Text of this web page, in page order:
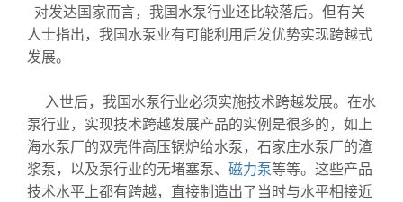
对发达国家而言，我国水泵行业还比较落后。但有关
人士指出，我国水泵业有可能利用后发优势实现跨越式
发展。
入世后，我国水泵行业必须实施技术跨越发展。在水
泵行业，实现技术跨越发展产品的实例是很多的，如上
海水泵厂的双壳件高压锅炉给水泵，石家庄水泵厂的渣
浆泵，以及泵行业的无堵塞泵、 磁力泵等等。这些产品
技术水平上都有跨越，直接制造出了当时与水平相接近